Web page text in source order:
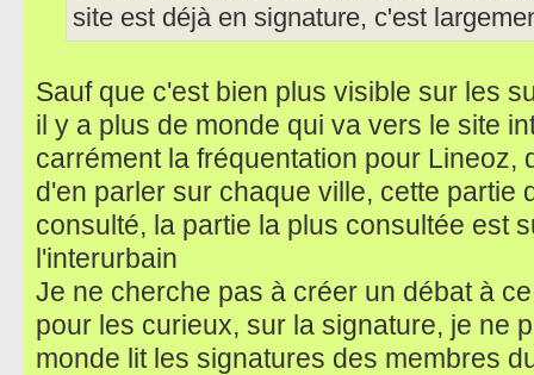
site est déjà en signature, c'est
Sauf que c'est bien plus visible sur les
il y a plus de monde qui va vers le site
carrément la fréquentation pour Lineoz,
d'en parler sur chaque ville, cette partie
consulté, la partie la plus consultée est
l'interurbain
Je ne cherche pas à créer un débat à
pour les curieux, sur la signature, je ne
monde lit les signatures des membres